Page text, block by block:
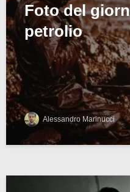
Foto del
petrolio
Alessandro Marinucci